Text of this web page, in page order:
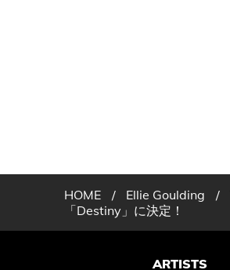
HOME / Ellie Goulding /
「Destiny」に決定！
ARTISTS